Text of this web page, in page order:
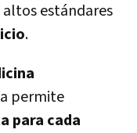
altos estándares
.
permite
para cada